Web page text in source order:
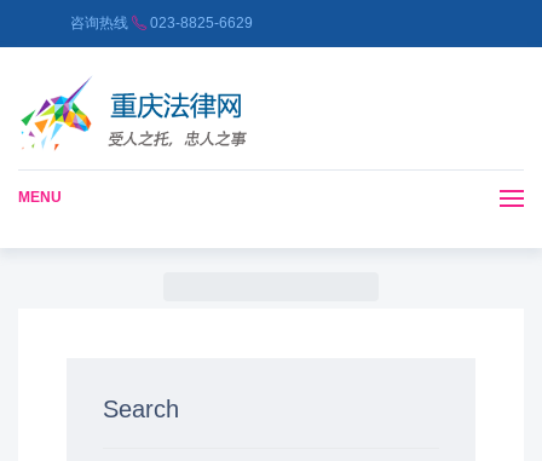
咨询热线 023-8825-6629
MENU
Search